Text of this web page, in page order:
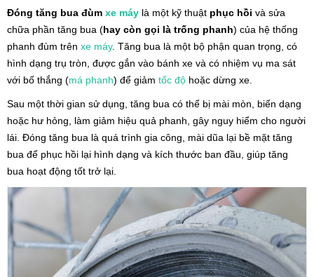
Đóng tăng bua đùm xe máy là một kỹ thuật phục hồi và sửa
chữa phần tăng bua (hay còn gọi là trống phanh) của hệ thống
phanh đùm trên xe máy. Tăng bua là một bộ phận quan trọng, có
hình dạng trụ tròn, được gắn vào bánh xe và có nhiệm vụ ma sát
với bố thắng (má phanh) để giảm tốc độ hoặc dừng xe.
Sau một thời gian sử dụng, tăng bua có thể bị mài mòn, biến dạng
hoặc hư hỏng, làm giảm hiệu quả phanh, gây nguy hiểm cho người
lái. Đóng tăng bua là quá trình gia công, mài dũa lại bề mặt tăng
bua để phục hồi lại hình dạng và kích thước ban đầu, giúp tăng
bua hoạt động tốt trở lại.